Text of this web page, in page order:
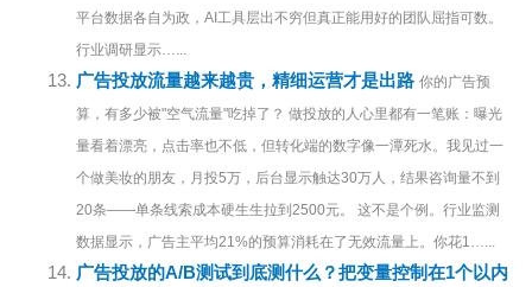
平台数据各自为政，AI工具层出不穷但真正能用好的团队屈指可数。
行业调研显示…...
广告投放流量越来越贵，精细运营才是出路 你的广告预
算，有多少被"空气流量"吃掉了？ 做投放的人心里都有一笔账：曝光
量看着漂亮，点击率也不低，但转化端的数字像一潭死水。我见过一
个做美妆的朋友，月投5万，后台显示触达30万人，结果咨询量不到
20条——单条线索成本硬生生拉到2500元。 这不是个例。行业监测
数据显示，广告主平均21%的预算消耗在了无效流量上。你花1…...
广告投放的A/B测试到底测什么？把变量控制在1个以内